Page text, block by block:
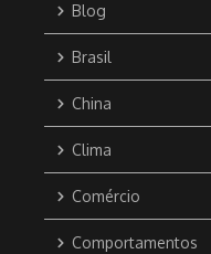
Blog
Brasil
China
Clima
Comércio
Comportamentos